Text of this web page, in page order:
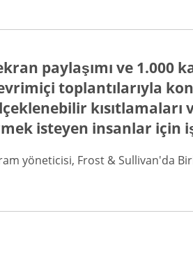
paylaşımı ve 1.000
toplantılarıyla
kısıtlamaları
isteyen insanlar için
yöneticisi, Frost & Sullivan'da